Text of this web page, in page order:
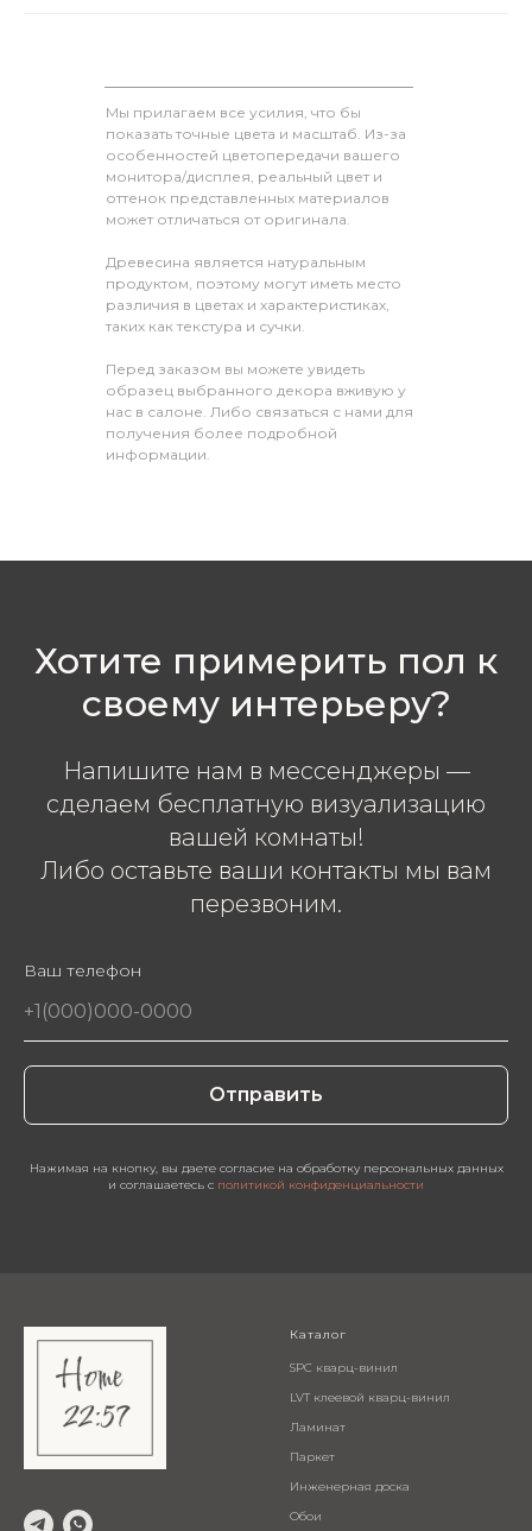
Мы прилагаем все усилия, что бы
показать точные цвета и масштаб. Из-за
особенностей цветопередачи вашего
монитора/дисплея, реальный цвет и
оттенок представленных материалов
может отличаться от оригинала.
Древесина является натуральным
продуктом, поэтому могут иметь место
различия в цветах и характеристиках,
таких как текстура и сучки.
Перед заказом вы можете увидеть
образец выбранного декора вживую у
нас в салоне. Либо связаться с нами для
получения более подробной
информации.
Хотите примерить пол к
своему интерьеру?
Напишите нам в мессенджеры —
сделаем бесплатную визуализацию
вашей комнаты!
Либо оставьте ваши контакты мы вам
перезвоним.
Ваш телефон
Отправить
Нажимая на кнопку, вы даете согласие на обработку персональных данных
и соглашаетесь c политикой конфиденциальности
Каталог
SPC кварц-винил
LVT клеевой кварц-винил
Ламинат
Паркет
Инженерная доска
Обои